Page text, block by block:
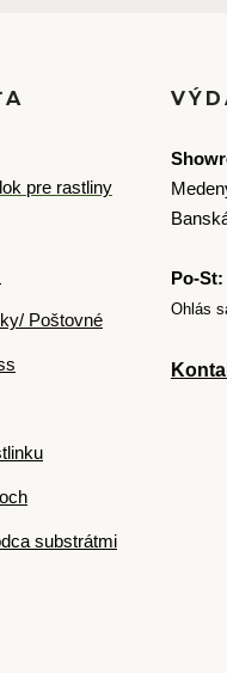
pre rastliny
Poštovné
substrátmi
Po-St:
Ohlás